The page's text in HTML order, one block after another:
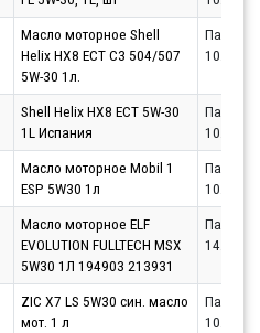
Масло моторное Shell
Helix HX8 ECT C3 504/507
5W-30 1л.
Партнёр
Shell Helix HX8 ECT 5W-30
1L Испания
Партнёр
Масло моторное Mobil 1
ESP 5W30 1л
Партнёр
Масло моторное ELF
EVOLUTION FULLTECH MSX
5W30 1Л 194903 213931
Партнёр
ZIC X7 LS 5W30 син. масло
мот. 1 л
Партнёр